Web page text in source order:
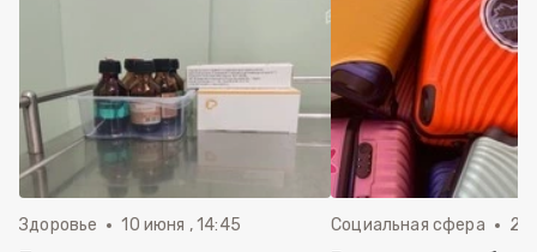
Здоровье 10 июня , 14:45 Социальная сфера 20